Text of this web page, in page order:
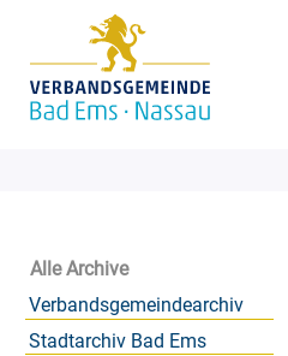
Alle Archive
Verbandsgemeindearchiv
Stadtarchiv Bad Ems